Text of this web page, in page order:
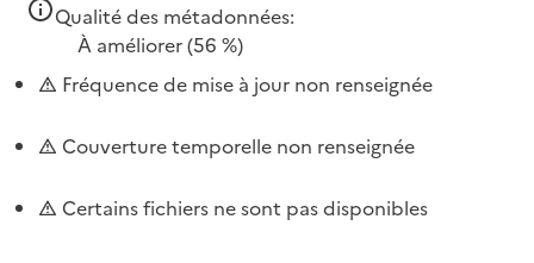
Qualité des métadonnées:
À améliorer(56 %)
Fréquence de mise à jour non renseignée
Couverture temporelle non renseignée
Certains fichiers ne sont pas disponibles